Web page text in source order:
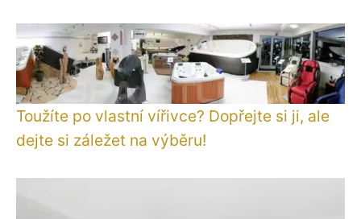
Toužíte po vlastní vířivce? Dopřejte si ji, ale
dejte si záležet na výběru!